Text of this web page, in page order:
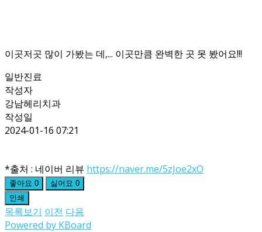
이곳저곳 많이 가봤는 데,... 이곳만큼 완벽한 곳 못 봤어요!!!
일반진료
작성자
강남헤리치과
작성일
2024-01-16 07:21
*출처 : 네이버 리뷰 https://naver.me/5zJoe2xO
좋아요 0 싫어요 0
인쇄
목록보기 이전 다음
Powered by KBoard